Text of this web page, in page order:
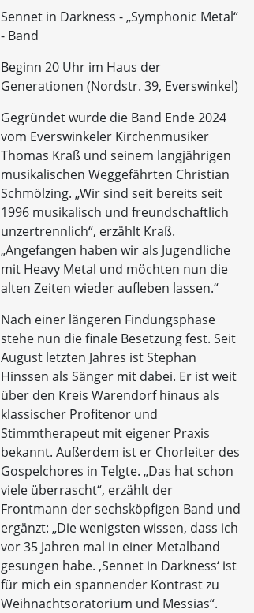
Sennet in Darkness - „Symphonic Metal“
- Band
Beginn 20 Uhr im Haus der
Generationen (Nordstr. 39, Everswinkel)
Gegründet wurde die Band Ende 2024
vom Everswinkeler Kirchenmusiker
Thomas Kraß und seinem langjährigen
musikalischen Weggefährten Christian
Schmölzing. „Wir sind seit bereits seit
1996 musikalisch und freundschaftlich
unzertrennlich“, erzählt Kraß.
„Angefangen haben wir als Jugendliche
mit Heavy Metal und möchten nun die
alten Zeiten wieder aufleben lassen.“
Nach einer längeren Findungsphase
stehe nun die finale Besetzung fest. Seit
August letzten Jahres ist Stephan
Hinssen als Sänger mit dabei. Er ist weit
über den Kreis Warendorf hinaus als
klassischer Profitenor und
Stimmtherapeut mit eigener Praxis
bekannt. Außerdem ist er Chorleiter des
Gospelchores in Telgte. „Das hat schon
viele überrascht“, erzählt der
Frontmann der sechsköpfigen Band und
ergänzt: „Die wenigsten wissen, dass ich
vor 35 Jahren mal in einer Metalband
gesungen habe. ‚Sennet in Darkness‘ ist
für mich ein spannender Kontrast zu
Weihnachtsoratorium und Messias“.